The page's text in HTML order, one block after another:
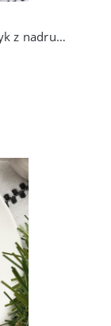
Brelok do kluczy pleciony Maltańczyk z nadrukiem Art